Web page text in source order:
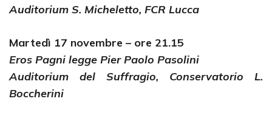
Auditorium S. Micheletto, FCR Lucca
Martedì 17 novembre – ore 21.15
Eros Pagni legge Pier Paolo Pasolini
Auditorium del Suffragio, Conservatorio L.
Boccherini